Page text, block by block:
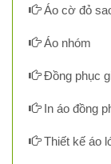
Áo cờ đỏ
Áo nhóm
Đồng phục
In áo đồng
Thiết kế áo